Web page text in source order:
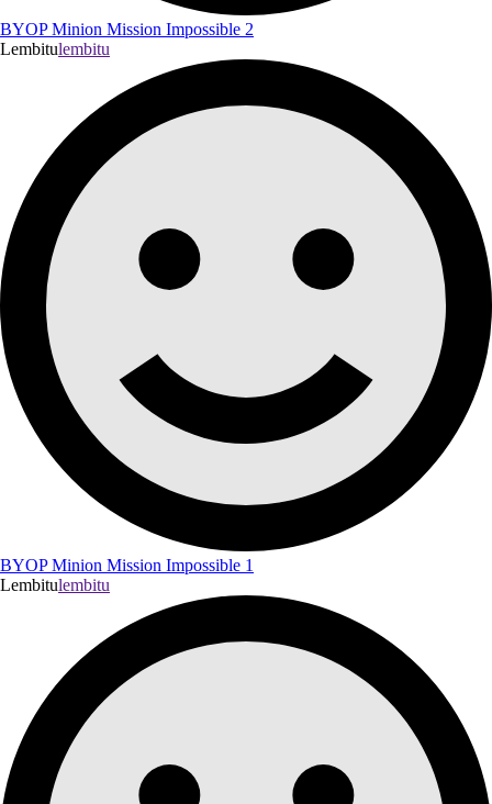
BYOP Minion Mission Impossible 2
Lembitulembitu
BYOP Minion Mission Impossible 1
Lembitulembitu